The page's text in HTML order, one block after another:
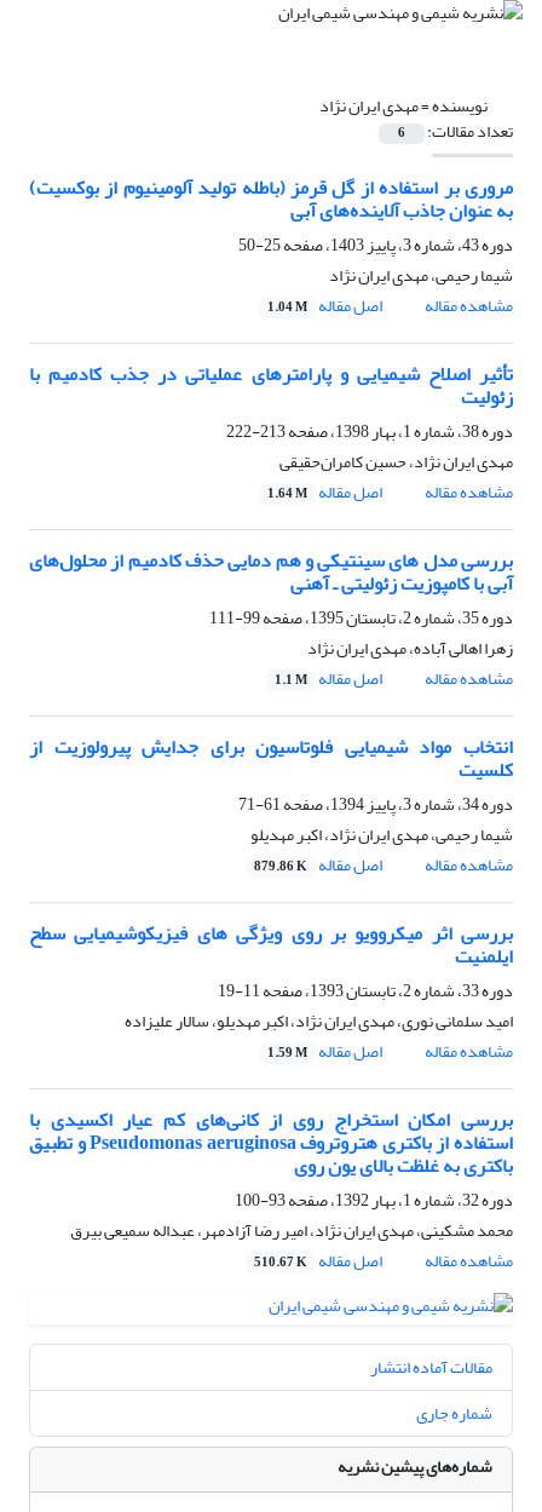
نویسنده =مهدی ایران نژاد
تعداد مقالات: 6
مروری بر استفاده از گل قرمز (باطله تولید آلومینیوم از بوکسیت)
به عنوان جاذب آلاینده‌های آبی
دوره 43، شماره 3، پاییز 1403، صفحه
25-50
شیما رحیمی، مهدی ایران نژاد
مشاهده مقاله
اصل مقاله 1.04 M
تأثیر اصلاح شیمیایی و پارامترهای عملیاتی در جذب کادمیم با
زئولیت
دوره 38، شماره 1، بهار 1398، صفحه
213-222
مهدی ایران نژاد، حسین‌ کامران‌حقیقی
مشاهده مقاله
اصل مقاله 1.64 M
بررسی مدل های سینتیکی و هم دمایی حذف کادمیم از محلول‌های
آبی با کامپوزیت زئولیتی ـ آهنی
دوره 35، شماره 2، تابستان 1395، صفحه
99-111
زهرا اهالی آباده، مهدی ایران نژاد
مشاهده مقاله
اصل مقاله 1.1 M
انتخاب مواد شیمیایی فلوتاسیون برای جدایش پیرولوزیت از
کلسیت
دوره 34، شماره 3، پاییز 1394، صفحه
61-71
شیما رحیمی، مهدی ایران نژاد، اکبر مهدیلو
مشاهده مقاله
اصل مقاله 879.86 K
بررسی اثر میکروویو بر روی ویژگی های فیزیکوشیمیایی سطح
ایلمنیت
دوره 33، شماره 2، تابستان 1393، صفحه
11-19
امید سلمانی نوری، مهدی ایران نژاد، اکبر مهدیلو، سالار علیزاده
مشاهده مقاله
اصل مقاله 1.59 M
بررسی امکان استخراج روی از کانی‌های کم عیار اکسیدی با
استفاده از باکتری هتروتروف Pseudomonas aeruginosa و تطبیق
باکتری به غلظت بالای یون روی
دوره 32، شماره 1، بهار 1392، صفحه
93-100
محمد مشکینی، مهدی ایران نژاد، امیر رضا آزادمهر، عبداله سمیعی بیرق
مشاهده مقاله
اصل مقاله 510.67 K
مقالات آماده انتشار
شماره جاری
شماره‌های پیشین نشریه